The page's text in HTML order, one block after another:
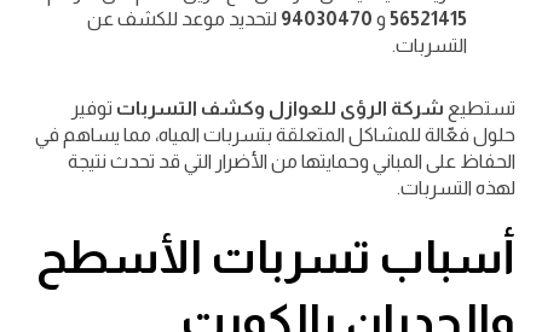
56521415 و 94030470 لتحديد موعد للكشف عن
التسربات.
تستطيع شركة الرؤى للعوازل وكشف التسربات توفير
حلول فعّالة للمشاكل المتعلقة بتسربات المياه، مما يساهم في
الحفاظ على المباني وحمايتها من الأضرار التي قد تحدث نتيجة
لهذه التسربات.
أسباب تسربات الأسطح
والجدران بالكويت